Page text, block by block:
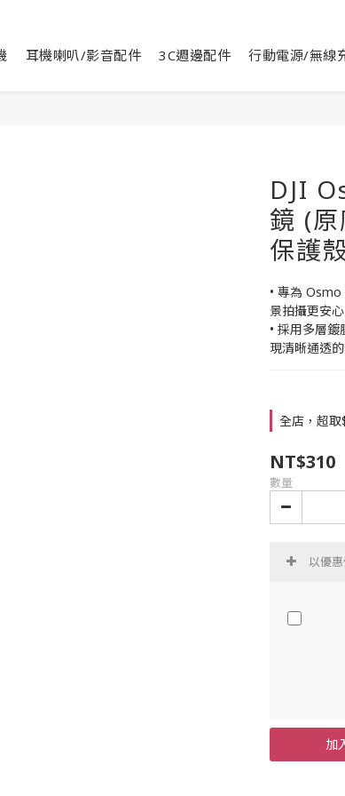
耳機喇叭/影音配件 3C週邊配件 行動電源/無線
DJI
鏡 (
保護
• 專為
景拍攝更安心
• 採用多層
現清晰通透
全店，超
NT$310
數量
以優
加